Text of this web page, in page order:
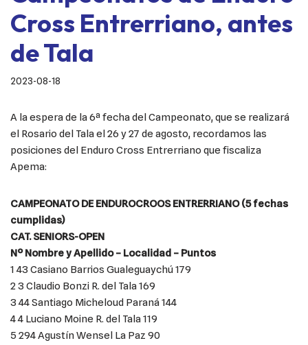
Cross Entrerriano, antes
de Tala
2023-08-18
A la espera de la 6ª fecha del Campeonato, que se realizará
el Rosario del Tala el 26 y 27 de agosto, recordamos las
posiciones del Enduro Cross Entrerriano que fiscaliza
Apema:
CAMPEONATO DE ENDUROCROOS ENTRERRIANO (5 fechas
cumplidas)
CAT. SENIORS-OPEN
Nº Nombre y Apellido – Localidad – Puntos
1 43 Casiano Barrios Gualeguaychú 179
2 3 Claudio Bonzi R. del Tala 169
3 44 Santiago Micheloud Paraná 144
4 4 Luciano Moine R. del Tala 119
5 294 Agustín Wensel La Paz 90